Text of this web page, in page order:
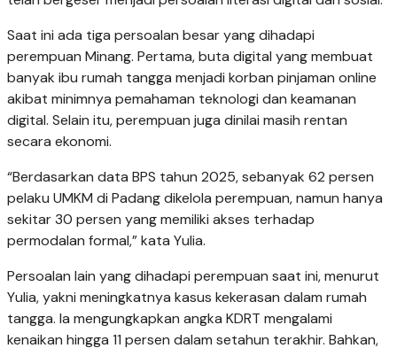
Saat ini ada tiga persoalan besar yang dihadapi
perempuan Minang. Pertama, buta digital yang membuat
banyak ibu rumah tangga menjadi korban pinjaman online
akibat minimnya pemahaman teknologi dan keamanan
digital. Selain itu, perempuan juga dinilai masih rentan
secara ekonomi.
“Berdasarkan data BPS tahun 2025, sebanyak 62 persen
pelaku UMKM di Padang dikelola perempuan, namun hanya
sekitar 30 persen yang memiliki akses terhadap
permodalan formal,” kata Yulia.
Persoalan lain yang dihadapi perempuan saat ini, menurut
Yulia, yakni meningkatnya kasus kekerasan dalam rumah
tangga. Ia mengungkapkan angka KDRT mengalami
kenaikan hingga 11 persen dalam setahun terakhir. Bahkan,